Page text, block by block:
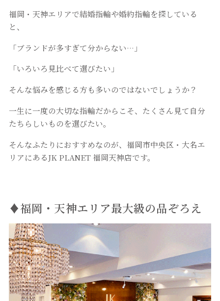
福岡・天神エリアで結婚指輪や婚約指輪を探している
と、
「ブランドが多すぎて分からない…」
「いろいろ見比べて選びたい」
そんな悩みを感じる方も多いのではないでしょうか？
一生に一度の大切な指輪だからこそ、たくさん見て自分
たちらしいものを選びたい。
そんなふたりにおすすめなのが、福岡市中央区・大名エ
リアにあるJK PLANET 福岡天神店です。
♦福岡・天神エリア最大級の品ぞろえ